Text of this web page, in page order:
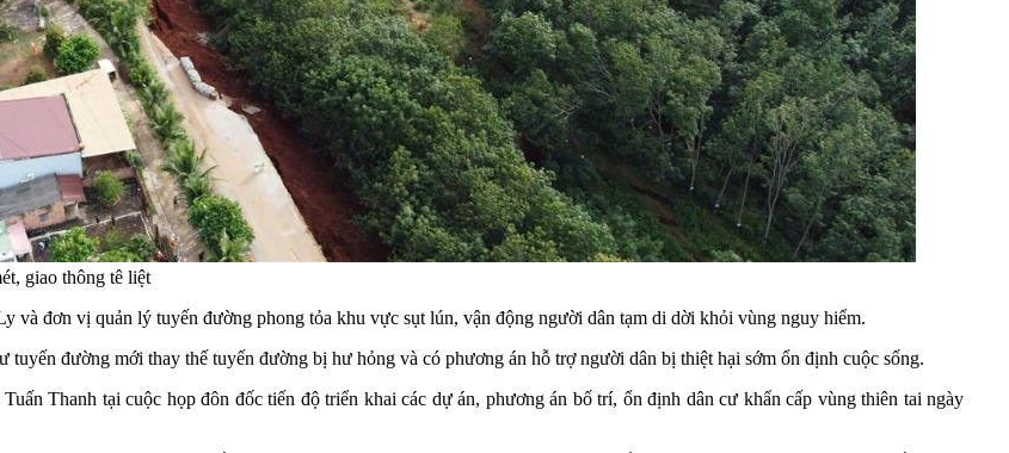
giao thông tê liệt
và đơn vị quản lý tuyến đường phong tỏa khu vực sụt lún, vận động người dân tạm di dời khỏi vùng nguy hiểm.
đường mới thay thế tuyến đường bị hư hỏng và có phương án hỗ trợ người dân bị thiệt hại sớm ổn định cuộc sống.
Thanh tại cuộc họp đôn đốc tiến độ triển khai các dự án, phương án bố trí, ổn định dân cư khẩn cấp vùng thiên tai ngày